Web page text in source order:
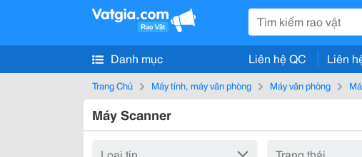
Danh mục Liên hệ QC Liên
Trang Chủ Máy tính, máy văn phòng Máy văn phòng
Máy Scanner